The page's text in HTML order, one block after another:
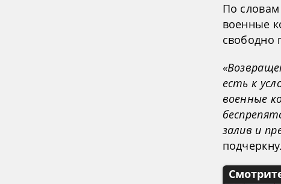
По
военные
свободно
есть к
военные
залив и